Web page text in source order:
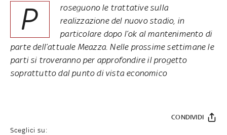
P
roseguono le trattative sulla
realizzazione del nuovo stadio, in
particolare dopo l’ok al mantenimento di
parte dell’attuale Meazza. Nelle prossime settimane le
parti si troveranno per approfondire il progetto
soprattutto dal punto di vista economico
Sceglici su:
CONDIVIDI